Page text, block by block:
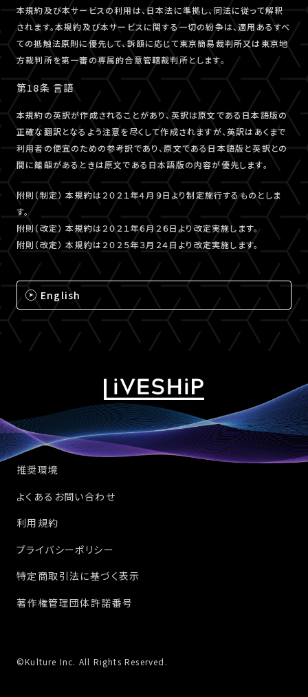
本規約及び本サービスの利用は、日本法に準拠し、同法に従って解釈
されます。本規約及び本サービスに関する一切の紛争は、適用あるすべ
ての抵触法原則に優先して、訴額に応じて東京簡易裁判所又は東京地
方裁判所を第一審の専属的合意管轄裁判所とします。
第18条 言語
本規約の英訳が作成されることがあり、英訳は原文である日本語版の
正確な翻訳となるよう注意を尽くして作成されますが、英訳はあくまで
利用者の便宜のための参考訳であり、原文である日本語版と英訳との
間に齟齬があるときは原文である日本語版の内容が優先します。
附則（制定） 本規約は２０２１年４月９日より制定施行するものとしま
す。
附則（改定） 本規約は２０２１年６月２６日より改定実施します。
附則（改定） 本規約は２０２５年３月２４日より改定実施します。
English
推奨環境
よくあるお問い合わせ
利用規約
プライバシーポリシー
特定商取引法に基づく表示
著作権管理団体許諾番号
©Kulture Inc. All Rights Reserved.